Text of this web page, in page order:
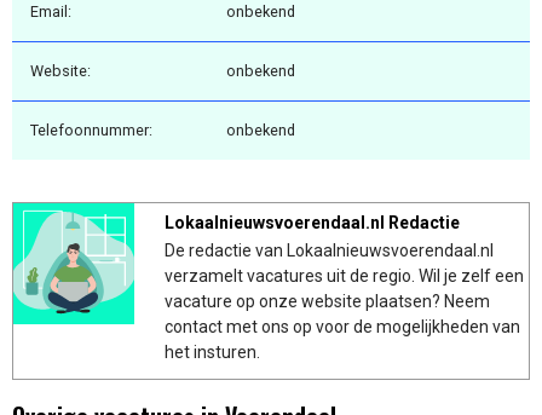
Email: onbekend
Website: onbekend
Telefoonnummer: onbekend
Lokaalnieuwsvoerendaal.nl Redactie
De redactie van Lokaalnieuwsvoerendaal.nl
verzamelt vacatures uit de regio. Wil je zelf een
vacature op onze website plaatsen? Neem
contact met ons op voor de mogelijkheden van
het insturen.